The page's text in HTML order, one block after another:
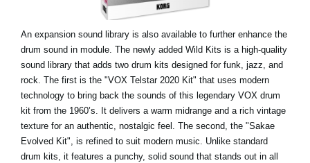
An expansion sound library is also available to further enhance the
drum sound in module. The newly added Wild Kits is a high-quality
sound library that adds two drum kits designed for funk, jazz, and
rock. The first is the "VOX Telstar 2020 Kit" that uses modern
technology to bring back the sounds of this legendary VOX drum
kit from the 1960’s. It delivers a warm midrange and a rich vintage
texture for an authentic, nostalgic feel. The second, the "Sakae
Evolved Kit", is refined to suit modern music. Unlike standard
drum kits, it features a punchy, solid sound that stands out in all